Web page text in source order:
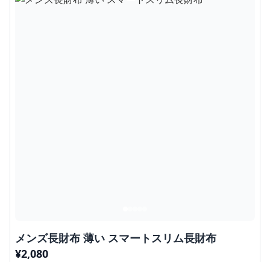
メンズ長財布 薄い スマートスリム長財布
¥2,080